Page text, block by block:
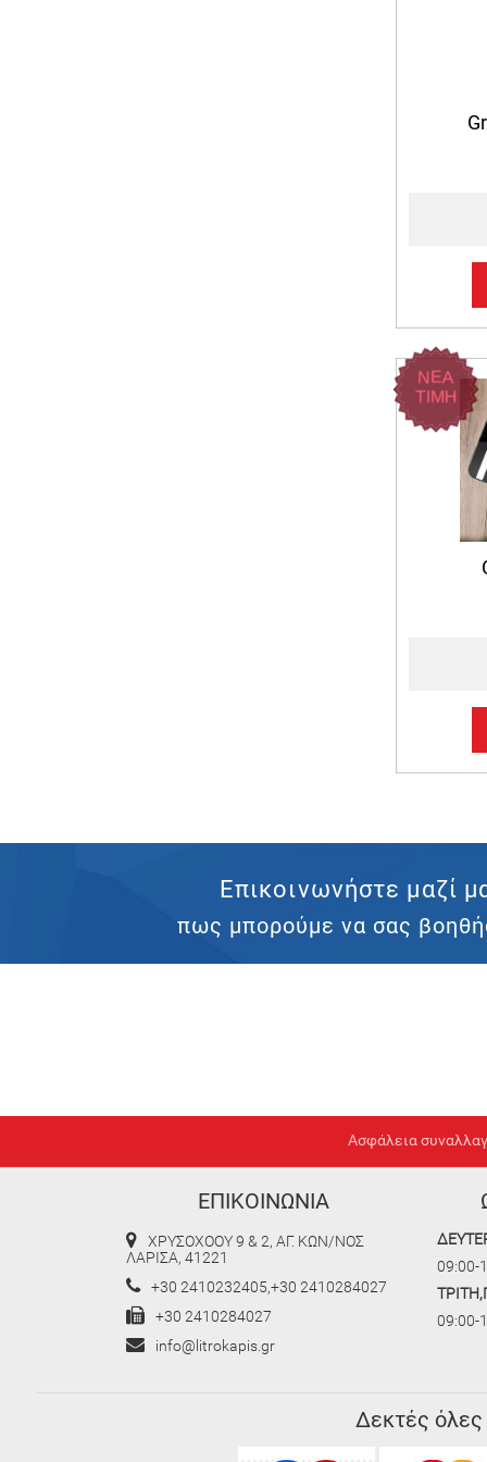
ΝΕΑ
ΤΙΜΗ
Επικοινωνήστε μαζί
πως μπορούμε να σας
Ασφάλεια
ΕΠΙΚΟΙΝΩΝΙΑ
ΧΡΥΣΟΧΟΟΥ 9 & 2, ΑΓ. ΚΩΝ/ΝΟΣ
ΛΑΡΙΣΑ, 41221
+30 2410232405,+30 2410284027
+30 2410284027
info@litrokapis.gr
09:00-
09:00-
Δεκτές